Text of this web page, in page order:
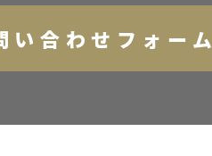
い合わせフォー